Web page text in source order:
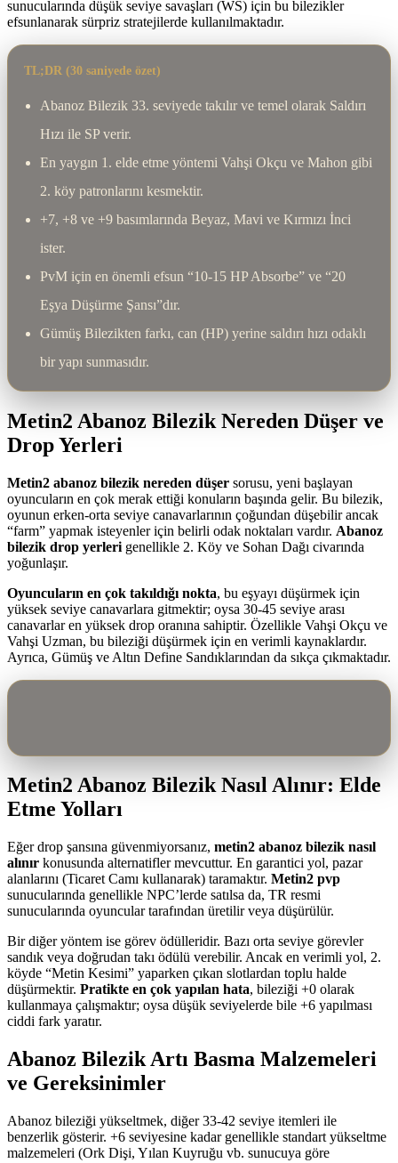
sunucularında düşük seviye savaşları (WS) için bu bilezikler
efsunlanarak sürpriz stratejilerde kullanılmaktadır.
TL;DR (30 saniyede özet)
Abanoz Bilezik 33. seviyede takılır ve temel olarak Saldırı
Hızı ile SP verir.
En yaygın 1. elde etme yöntemi Vahşi Okçu ve Mahon gibi
2. köy patronlarını kesmektir.
+7, +8 ve +9 basımlarında Beyaz, Mavi ve Kırmızı İnci
ister.
PvM için en önemli efsun “10-15 HP Absorbe” ve “20
Eşya Düşürme Şansı”dır.
Gümüş Bilezikten farkı, can (HP) yerine saldırı hızı odaklı
bir yapı sunmasıdır.
Metin2 Abanoz Bilezik Nereden Düşer ve
Drop Yerleri
Metin2 abanoz bilezik nereden düşer sorusu, yeni başlayan
oyuncuların en çok merak ettiği konuların başında gelir. Bu bilezik,
oyunun erken-orta seviye canavarlarının çoğundan düşebilir ancak
“farm” yapmak isteyenler için belirli odak noktaları vardır. Abanoz
bilezik drop yerleri genellikle 2. Köy ve Sohan Dağı civarında
yoğunlaşır.
Oyuncuların en çok takıldığı nokta, bu eşyayı düşürmek için
yüksek seviye canavarlara gitmektir; oysa 30-45 seviye arası
canavarlar en yüksek drop oranına sahiptir. Özellikle Vahşi Okçu ve
Vahşi Uzman, bu bileziği düşürmek için en verimli kaynaklardır.
Ayrıca, Gümüş ve Altın Define Sandıklarından da sıkça çıkmaktadır.
Metin2 Abanoz Bilezik Nasıl Alınır: Elde
Etme Yolları
Eğer drop şansına güvenmiyorsanız, metin2 abanoz bilezik nasıl
alınır konusunda alternatifler mevcuttur. En garantici yol, pazar
alanlarını (Ticaret Camı kullanarak) taramaktır. Metin2 pvp
sunucularında genellikle NPC’lerde satılsa da, TR resmi
sunucularında oyuncular tarafından üretilir veya düşürülür.
Bir diğer yöntem ise görev ödülleridir. Bazı orta seviye görevler
sandık veya doğrudan takı ödülü verebilir. Ancak en verimli yol, 2.
köyde “Metin Kesimi” yaparken çıkan slotlardan toplu halde
düşürmektir. Pratikte en çok yapılan hata, bileziği +0 olarak
kullanmaya çalışmaktır; oysa düşük seviyelerde bile +6 yapılması
ciddi fark yaratır.
Abanoz Bilezik Artı Basma Malzemeleri
ve Gereksinimler
Abanoz bileziği yükseltmek, diğer 33-42 seviye itemleri ile
benzerlik gösterir. +6 seviyesine kadar genellikle standart yükseltme
malzemeleri (Ork Dişi, Yılan Kuyruğu vb. sunucuya göre